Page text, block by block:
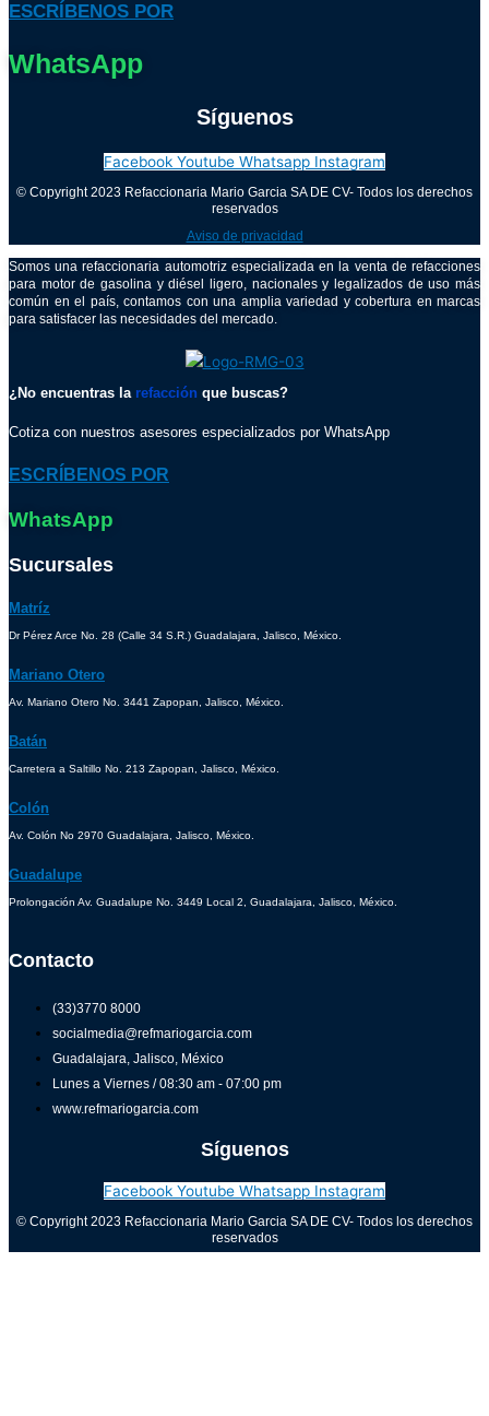
ESCRÍBENOS POR
WhatsApp
Síguenos
Facebook Youtube Whatsapp Instagram
© Copyright 2023 Refaccionaria Mario Garcia SA DE CV- Todos los derechos
reservados
Aviso de privacidad
Somos una refaccionaria automotriz especializada en la venta de refacciones
para motor de gasolina y diésel ligero, nacionales y legalizados de uso más
común en el país, contamos con una amplia variedad y cobertura en marcas
para satisfacer las necesidades del mercado.
¿No encuentras la refacción que buscas?
Cotiza con nuestros asesores especializados por WhatsApp
ESCRÍBENOS POR
WhatsApp
Sucursales
Matríz
Dr Pérez Arce No. 28 (Calle 34 S.R.) Guadalajara, Jalisco, México.
Mariano Otero
Av. Mariano Otero No. 3441 Zapopan, Jalisco, México.
Batán
Carretera a Saltillo No. 213 Zapopan, Jalisco, México.
Colón
Av. Colón No 2970 Guadalajara, Jalisco, México.
Guadalupe
Prolongación Av. Guadalupe No. 3449 Local 2, Guadalajara, Jalisco, México.
Contacto
(33)3770 8000
socialmedia@refmariogarcia.com
Guadalajara, Jalisco, México
Lunes a Viernes / 08:30 am - 07:00 pm
www.refmariogarcia.com
Síguenos
Facebook Youtube Whatsapp Instagram
© Copyright 2023 Refaccionaria Mario Garcia SA DE CV- Todos los derechos
reservados